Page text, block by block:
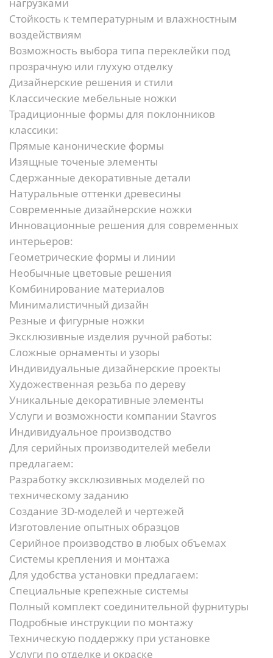
нагрузками
Стойкость к температурным и влажностным
воздействиям
Возможность выбора типа переклейки под
прозрачную или глухую отделку
Дизайнерские решения и стили
Классические мебельные ножки
Традиционные формы для поклонников
классики:
Прямые канонические формы
Изящные точеные элементы
Сдержанные декоративные детали
Натуральные оттенки древесины
Современные дизайнерские ножки
Инновационные решения для современных
интерьеров:
Геометрические формы и линии
Необычные цветовые решения
Комбинирование материалов
Минималистичный дизайн
Резные и фигурные ножки
Эксклюзивные изделия ручной работы:
Сложные орнаменты и узоры
Индивидуальные дизайнерские проекты
Художественная резьба по дереву
Уникальные декоративные элементы
Услуги и возможности компании Stavros
Индивидуальное производство
Для серийных производителей мебели
предлагаем:
Разработку эксклюзивных моделей по
техническому заданию
Создание 3D-моделей и чертежей
Изготовление опытных образцов
Серийное производство в любых объемах
Системы крепления и монтажа
Для удобства установки предлагаем:
Специальные крепежные системы
Полный комплект соединительной фурнитуры
Подробные инструкции по монтажу
Техническую поддержку при установке
Услуги по отделке и окраске